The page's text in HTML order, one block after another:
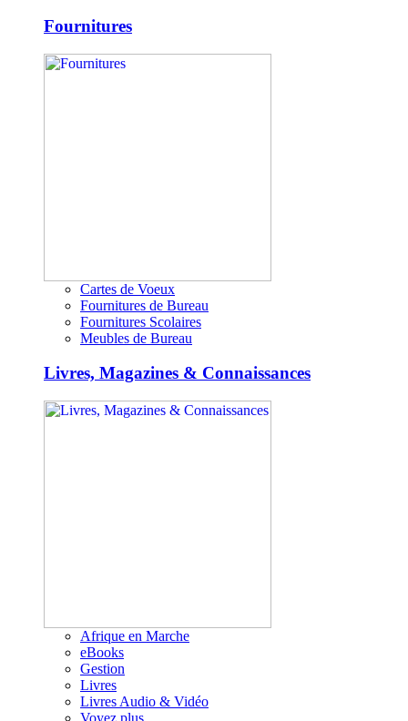
Fournitures
Cartes de Voeux
Fournitures de Bureau
Fournitures Scolaires
Meubles de Bureau
Livres, Magazines & Connaissances
Afrique en Marche
eBooks
Gestion
Livres
Livres Audio & Vidéo